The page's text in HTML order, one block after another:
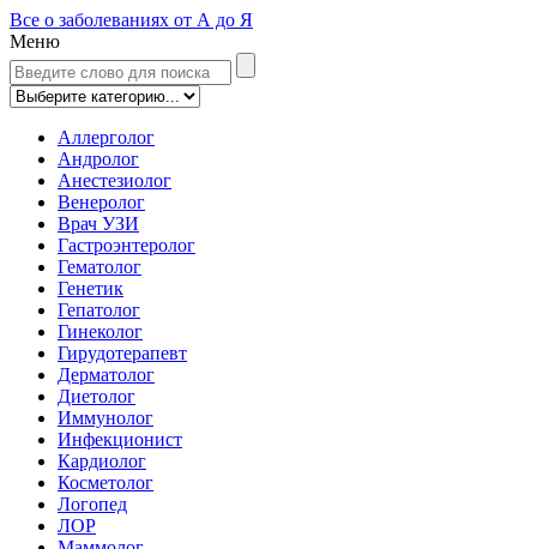
Все о заболеваниях от А до Я
Меню
Аллерголог
Андролог
Анестезиолог
Венеролог
Врач УЗИ
Гастроэнтеролог
Гематолог
Генетик
Гепатолог
Гинеколог
Гирудотерапевт
Дерматолог
Диетолог
Иммунолог
Инфекционист
Кардиолог
Косметолог
Логопед
ЛОР